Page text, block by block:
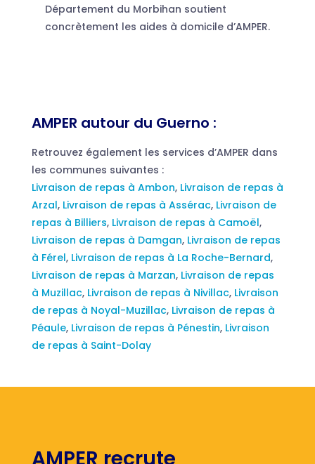
Département du Morbihan soutient
concrètement les aides à domicile d’AMPER.
AMPER autour du Guerno :
Retrouvez également les services d’AMPER dans
les communes suivantes :
Livraison de repas à Ambon, Livraison de repas à
Arzal, Livraison de repas à Assérac, Livraison de
repas à Billiers, Livraison de repas à Camoël,
Livraison de repas à Damgan, Livraison de repas
à Férel, Livraison de repas à La Roche-Bernard,
Livraison de repas à Marzan, Livraison de repas
à Muzillac, Livraison de repas à Nivillac, Livraison
de repas à Noyal-Muzillac, Livraison de repas à
Péaule, Livraison de repas à Pénestin, Livraison
de repas à Saint-Dolay